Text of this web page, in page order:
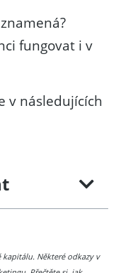
fungovat i v
v následujících
kapitálu. Některé odkazy v